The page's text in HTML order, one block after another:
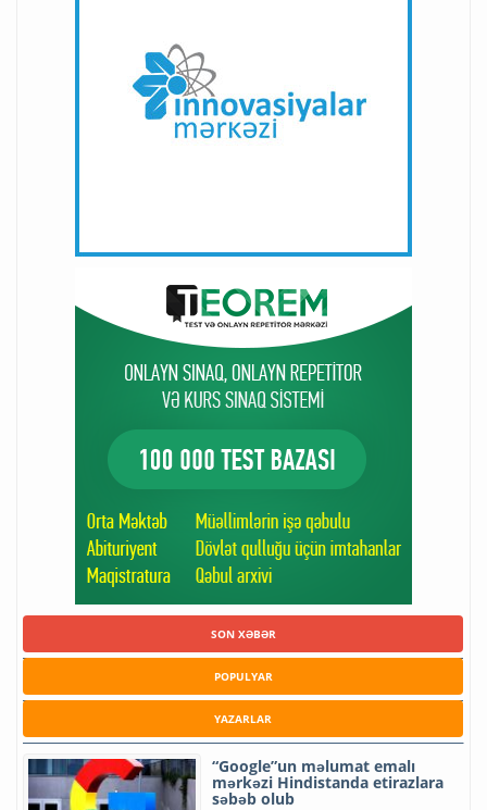
SON XƏBƏR
POPULYAR
YAZARLAR
“Google”un məlumat emalı
mərkəzi Hindistanda etirazlara
səbəb olub